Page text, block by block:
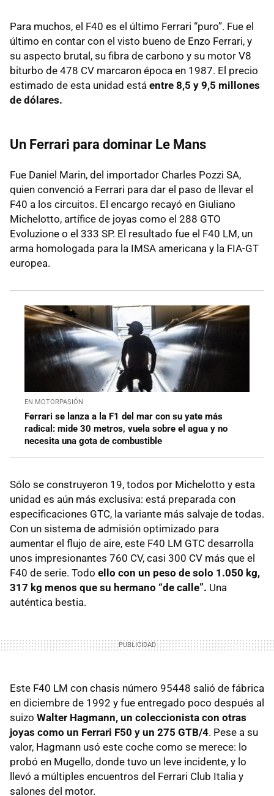
Para muchos, el F40 es el último Ferrari “puro”. Fue el
último en contar con el visto bueno de Enzo Ferrari, y
su aspecto brutal, su fibra de carbono y su motor V8
biturbo de 478 CV marcaron época en 1987. El precio
estimado de esta unidad está entre 8,5 y 9,5 millones
de dólares.
Un Ferrari para dominar Le Mans
Fue Daniel Marin, del importador Charles Pozzi SA,
quien convenció a Ferrari para dar el paso de llevar el
F40 a los circuitos. El encargo recayó en Giuliano
Michelotto, artífice de joyas como el 288 GTO
Evoluzione o el 333 SP. El resultado fue el F40 LM, un
arma homologada para la IMSA americana y la FIA-GT
europea.
EN MOTORPASIÓN
Ferrari se lanza a la F1 del mar con su yate más
radical: mide 30 metros, vuela sobre el agua y no
necesita una gota de combustible
Sólo se construyeron 19, todos por Michelotto y esta
unidad es aún más exclusiva: está preparada con
especificaciones GTC, la variante más salvaje de todas.
Con un sistema de admisión optimizado para
aumentar el flujo de aire, este F40 LM GTC desarrolla
unos impresionantes 760 CV, casi 300 CV más que el
F40 de serie. Todo ello con un peso de solo 1.050 kg,
317 kg menos que su hermano “de calle”. Una
auténtica bestia.
Este F40 LM con chasis número 95448 salió de fábrica
en diciembre de 1992 y fue entregado poco después al
suizo Walter Hagmann, un coleccionista con otras
joyas como un Ferrari F50 y un 275 GTB/4. Pese a su
valor, Hagmann usó este coche como se merece: lo
probó en Mugello, donde tuvo un leve incidente, y lo
llevó a múltiples encuentros del Ferrari Club Italia y
salones del motor.